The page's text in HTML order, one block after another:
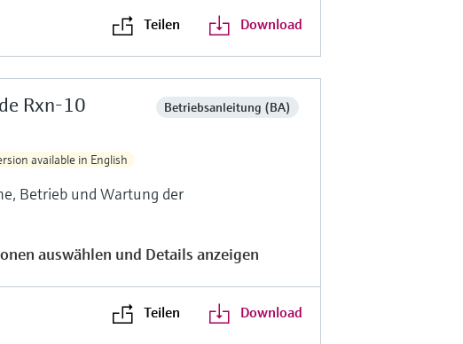
Teilen Download
Rxn-10
Betriebsanleitung (BA)
available in English
Betrieb und Wartung der
auswählen und Details anzeigen
Teilen Download